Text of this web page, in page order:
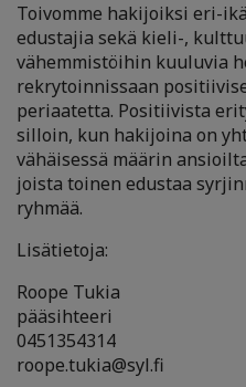
Toivomme hakijoiksi eri-
edustajia sekä kieli-,
vähemmistöihin kuuluvia
rekrytoinnissaan
periaatetta. Positiivista
silloin, kun hakijoina on
vähäisessä määrin
joista toinen edustaa
ryhmää.
Lisätietoja:
Roope Tukia
pääsihteeri
0451354314
roope.tukia@syl.fi